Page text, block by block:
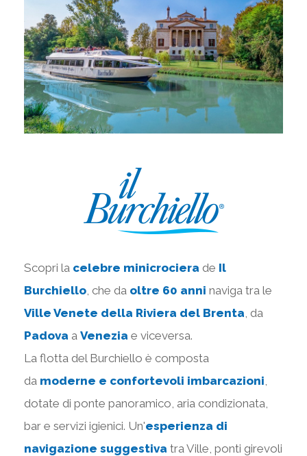
Scopri la celebre minicrociera de Il
Burchiello , che da oltre 60 anni naviga tra le
Ville Venete della Riviera del Brenta , da
Padova a Venezia e viceversa.
La flotta del Burchiello è composta
da moderne e confortevoli imbarcazioni
dotate di ponte panoramico, aria condizionata,
bar e servizi igienici. Un'esperienza di
navigazione suggestiva tra Ville, ponti girevoli